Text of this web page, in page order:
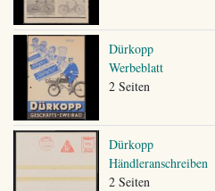
Dürkopp
Werbeblatt
2 Seiten
Dürkopp
Händleranschreiben
2 Seiten